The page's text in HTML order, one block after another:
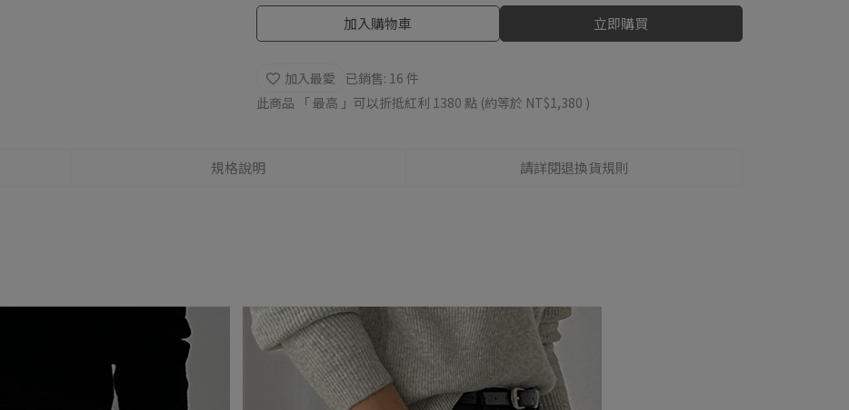
加入購物車 立即購買
加入最愛
已銷售: 16 件
此商品 「 最高 」可以折抵紅利 1380 點 (約等於 NT$1,380 )
規格說明 請詳閱退換貨規則